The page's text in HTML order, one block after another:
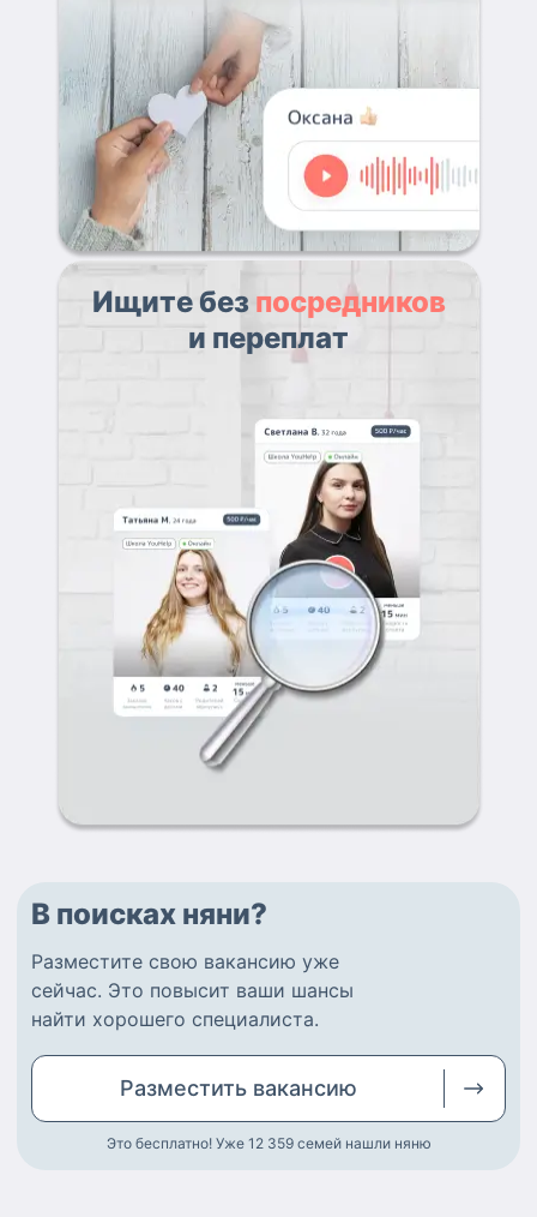
Ищите без посредников
и переплат
В поисках няни?
Разместите свою вакансию уже
сейчас. Это повысит ваши шансы
найти хорошего специалиста.
Разместить вакансию
Это бесплатно! Уже 12 359 семей нашли няню